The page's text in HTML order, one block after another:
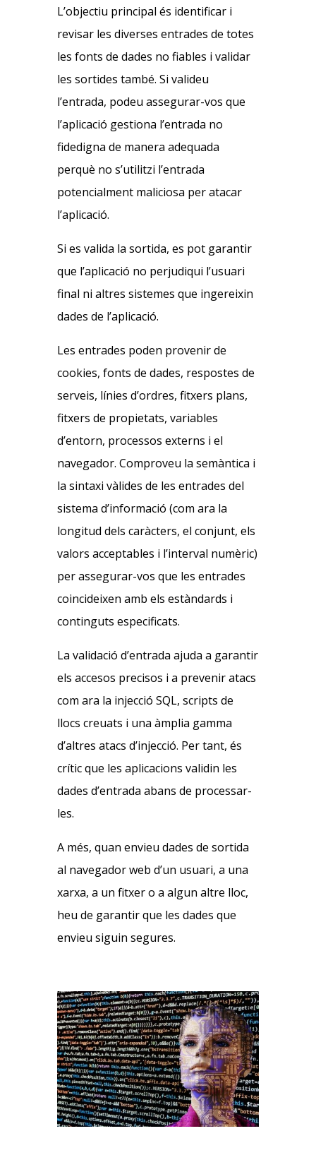
L’objectiu principal és identificar i
revisar les diverses entrades de totes
les fonts de dades no fiables i validar
les sortides també. Si valideu
l’entrada, podeu assegurar-vos que
l’aplicació gestiona l’entrada no
fidedigna de manera adequada
perquè no s’utilitzi l’entrada
potencialment maliciosa per atacar
l’aplicació.
Si es valida la sortida, es pot garantir
que l’aplicació no perjudiqui l’usuari
final ni altres sistemes que ingereixin
dades de l’aplicació.
Les entrades poden provenir de
cookies, fonts de dades, respostes de
serveis, línies d’ordres, fitxers plans,
fitxers de propietats, variables
d’entorn, processos externs i el
navegador. Comproveu la semàntica i
la sintaxi vàlides de les entrades del
sistema d’informació (com ara la
longitud dels caràcters, el conjunt, els
valors acceptables i l’interval numèric)
per assegurar-vos que les entrades
coincideixen amb els estàndards i
continguts especificats.
La validació d’entrada ajuda a garantir
els accesos precisos i a prevenir atacs
com ara la injecció SQL, scripts de
llocs creuats i una àmplia gamma
d’altres atacs d’injecció. Per tant, és
crític que les aplicacions validin les
dades d’entrada abans de processar-
les.
A més, quan envieu dades de sortida
al navegador web d’un usuari, a una
xarxa, a un fitxer o a algun altre lloc,
heu de garantir que les dades que
envieu siguin segures.